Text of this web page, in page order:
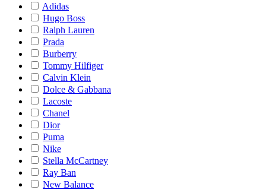
Adidas
Hugo Boss
Ralph Lauren
Prada
Burberry
Tommy Hilfiger
Calvin Klein
Dolce & Gabbana
Lacoste
Chanel
Dior
Puma
Nike
Stella McCartney
Ray Ban
New Balance